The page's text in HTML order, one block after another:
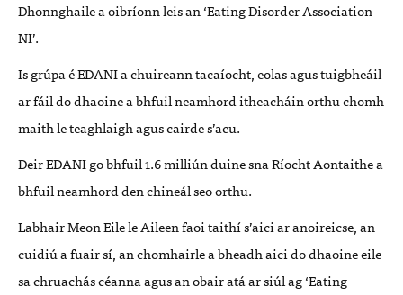
Dhonnghaile a oibríonn leis an ‘Eating Disorder Association
NI’.
Is grúpa é EDANI a chuireann tacaíocht, eolas agus tuigbheáil
ar fáil do dhaoine a bhfuil neamhord itheacháin orthu chomh
maith le teaghlaigh agus cairde s’acu.
Deir EDANI go bhfuil 1.6 milliún duine sna Ríocht Aontaithe a
bhfuil neamhord den chineál seo orthu.
Labhair Meon Eile le Aileen faoi taithí s’aici ar anoireicse, an
cuidiú a fuair sí, an chomhairle a bheadh aici do dhaoine eile
sa chruachás céanna agus an obair atá ar siúl ag ‘Eating